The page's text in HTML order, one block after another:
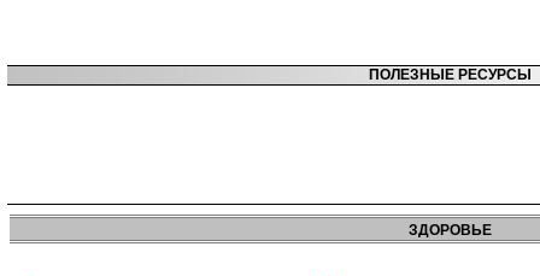
ПОЛЕЗНЫЕ РЕСУРСЫ
ЗДОРОВЬЕ